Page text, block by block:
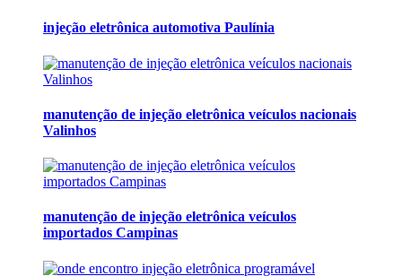
injeção eletrônica automotiva Paulínia
manutenção de injeção eletrônica veículos nacionais
Valinhos
manutenção de injeção eletrônica veículos
importados Campinas